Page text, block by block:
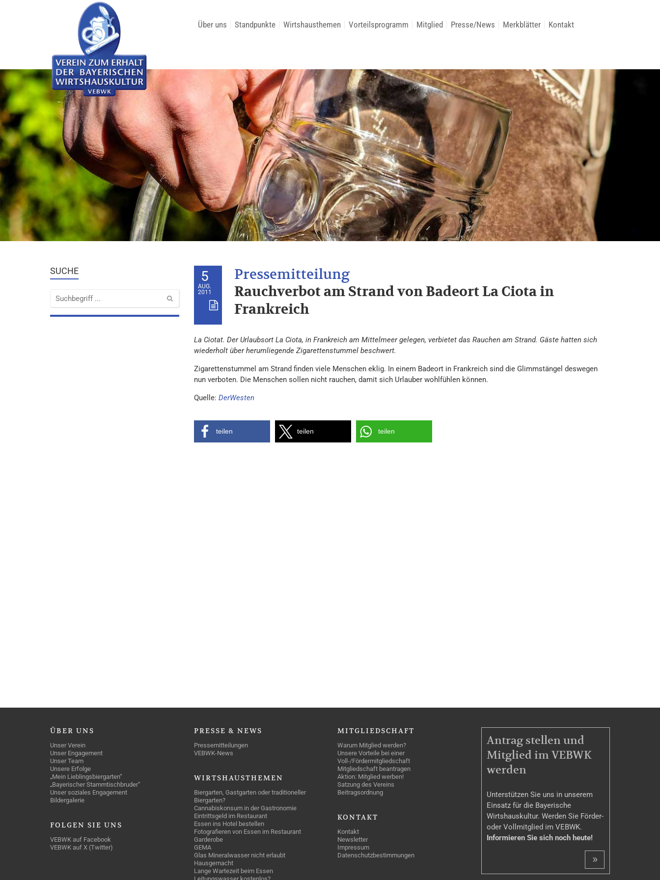
Über uns Standpunkte Wirtshausthemen Vorteilsprogramm Mitglied Presse/News Merkblätter Kontakt
SUCHE 5
AUG.
2011
Rauchverbot am Strand von Badeort La Ciota in
Frankreich
La Ciotat. Der Urlaubsort La Ciota, in Frankreich am Mittelmeer gelegen, verbietet das Rauchen am Strand. Gäste hatten sich
wiederholt über herumliegende Zigarettenstummel beschwert.
Zigarettenstummel am Strand finden viele Menschen eklig. In einem Badeort in Frankreich sind die Glimmstängel deswegen
nun verboten. Die Menschen sollen nicht rauchen, damit sich Urlauber wohlfühlen können.
Quelle: DerWesten
teilen teilen teilen
ÜBER UNS
Unser Verein
Unser Engagement
Unser Team
Unsere Erfolge
„Mein Lieblingsbiergarten“
„Bayerischer Stammtischbruder“
Unser soziales Engagement
Bildergalerie
FOLGEN SIE UNS
VEBWK auf Facebook
VEBWK auf X (Twitter)
PRESSE & NEWS
Pressemitteilungen
VEBWK-News
WIRTSHAUSTHEMEN
Biergarten, Gastgarten oder traditioneller
Biergarten?
Cannabiskonsum in der Gastronomie
Eintrittsgeld im Restaurant
Essen ins Hotel bestellen
Fotografieren von Essen im Restaurant
Garderobe
GEMA
Glas Mineralwasser nicht erlaubt
Hausgemacht
Lange Wartezeit beim Essen
MITGLIEDSCHAFT
Warum Mitglied werden?
Unsere Vorteile bei einer
Voll-/Fördermitgliedschaft
Mitgliedschaft beantragen
Aktion: Mitglied werben!
Satzung des Vereins
Beitragsordnung
KONTAKT
Kontakt
Newsletter
Impressum
Datenschutzbestimmungen
MITGLIEDSCHAFT
Antrag stellen und
Mitglied im VEBWK
werden
Unterstützen Sie uns in unserem
Einsatz für die Bayerische
Wirtshauskultur. Werden Sie Förder-
oder Vollmitglied im VEBWK.
Informieren Sie sich noch heute!
»